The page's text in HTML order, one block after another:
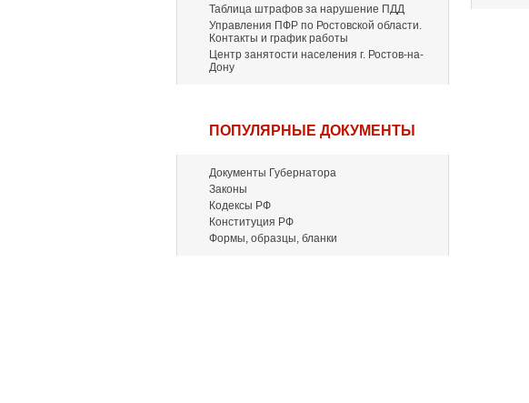
Таблица штрафов за нарушение ПДД
Управления ПФР по Ростовской области.
Контакты и график работы
Центр занятости населения г. Ростов-на-
Дону
ПОПУЛЯРНЫЕ ДОКУМЕНТЫ
Документы Губернатора
Законы
Кодексы РФ
Конституция РФ
Формы, образцы, бланки